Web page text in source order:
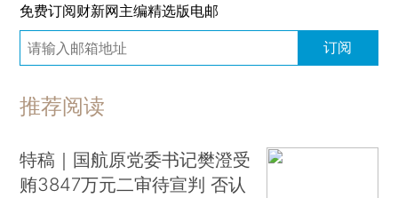
免费订阅财新网主编精选版电邮
订阅
推荐阅读
特稿｜国航原党委书记樊澄受
贿3847万元二审待宣判 否认